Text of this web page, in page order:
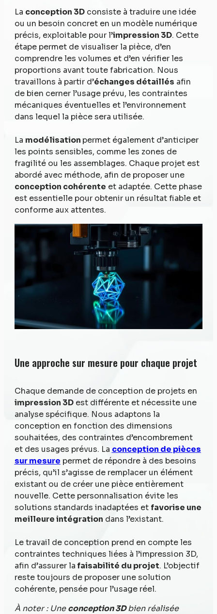
La conception 3Dconsiste à traduire une idée
ou un besoin concret en un modèle numérique
précis, exploitable pour l’impression 3D. Cette
étape permet de visualiser la pièce, d’en
comprendre les volumes et d’en vérifier les
proportions avant toute fabrication. Nous
travaillons à partir d’échanges détaillés afin
de bien cerner l’usage prévu, les contraintes
mécaniques éventuelles et l’environnement
dans lequel la pièce sera utilisée.
La modélisation permet également d’anticiper
les points sensibles, comme les zones de
fragilité ou les assemblages. Chaque projet est
abordé avec méthode, afin de proposer une
conception cohérente et adaptée. Cette phase
est essentielle pour obtenir un résultat fiable et
conforme aux attentes.
Une approche sur mesure pour chaque projet
Chaque demande de conception de projets en
impression 3Dest différente et nécessite une
analyse spécifique. Nous adaptons la
conception en fonction des dimensions
souhaitées, des contraintes d’encombrement
et des usages prévus. La conception de pièces
sur mesure permet de répondre à des besoins
précis, qu’il s’agisse de remplacer un élément
existant ou de créer une pièce entièrement
nouvelle. Cette personnalisation évite les
solutions standards inadaptées et favorise une
meilleure intégration dans l’existant.
Le travail de conception prend en compte les
contraintes techniques liées à l’impression 3D,
afin d’assurer la faisabilité du projet. L’objectif
reste toujours de proposer une solution
cohérente, pensée pour l’usage réel.
À noter : Uneconception 3Dbien réalisée